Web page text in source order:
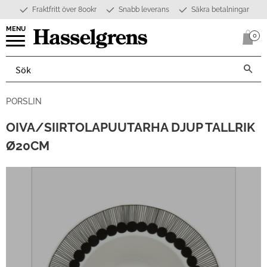
Meny
Fraktfritt över 800kr Snabb leverans Säkra betalningar
0
PORSLIN
OIVA/SIIRTOLAPUUTARHA DJUP TALLRIK
Ø20CM